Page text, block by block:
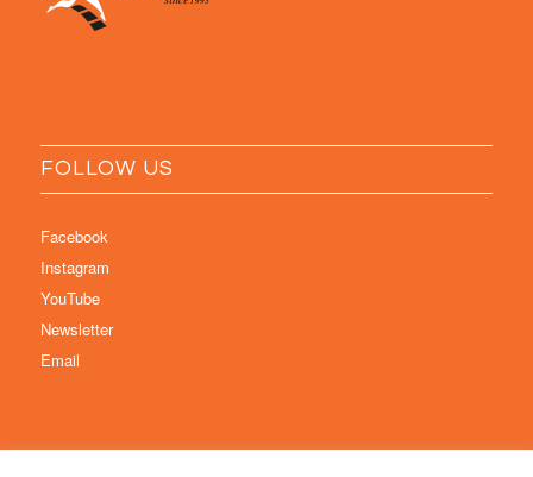
FOLLOW US
Facebook
Instagram
YouTube
Newsletter
Email